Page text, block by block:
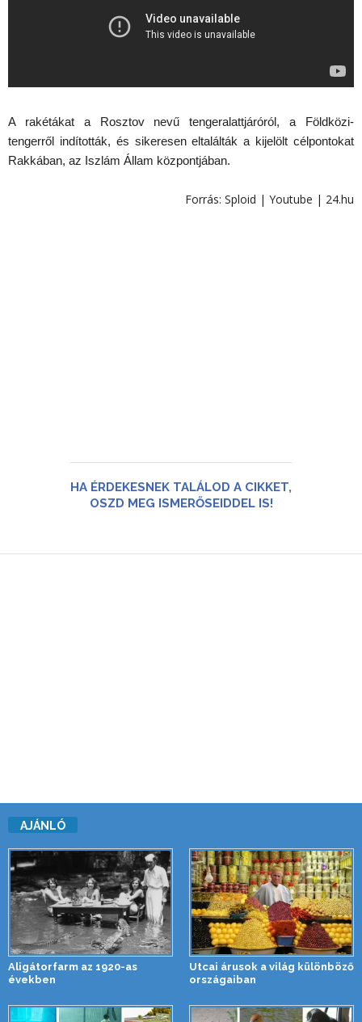
A rakétákat a Rosztov nevű tengeralattjáróról, a Földközi-
tengerről indították, és sikeresen eltalálták a kijelölt célpontokat
Rakkában, az Iszlám Állam központjában.
Forrás: Sploid | Youtube | 24.hu
HA ÉRDEKESNEK TALÁLOD A CIKKET,
OSZD MEG ISMERŐSEIDDEL IS!
AJÁNLÓ
Aligátorfarm az 1920-as
években
Utcai árusok a világ különböző
országaiban